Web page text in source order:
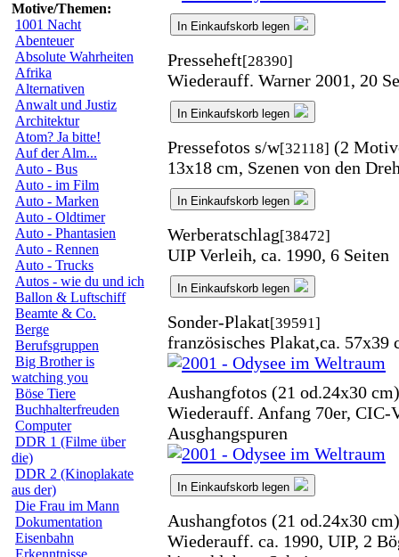
Motive/Themen:
1001 Nacht
Abenteuer
Absolute Wahrheiten
Afrika
Alternativen
Anwalt und Justiz
Architektur
Atom? Ja bitte!
Auf der Alm...
Auto - Bus
Auto - im Film
Auto - Marken
Auto - Oldtimer
Auto - Phantasien
Auto - Rennen
Auto - Trucks
Autos - wie du und ich
Ballon & Luftschiff
Beamte & Co.
Berge
Berufsgruppen
Big Brother is
watching you
Böse Tiere
Buchhalterfreuden
Computer
DDR 1 (Filme über
die)
DDR 2 (Kinoplakate
aus der)
Die Frau im Mann
Dokumentation
Eisenbahn
Erkenntnisse
In Einkaufskorb legen
Presseheft[28390]
Wiederauff. Warner 2001, 20
In Einkaufskorb legen
Pressefotos s/w[32118] (2
13x18 cm, Szenen von den
In Einkaufskorb legen
Werberatschlag[38472]
UIP Verleih, ca. 1990, 6 Seiten
In Einkaufskorb legen
Sonder-Plakat[39591]
französisches Plakat,ca. 57x39
Aushangfotos (21 od.24x30 cm)
Wiederauff. Anfang 70er, CIC-
Ausghangspuren
In Einkaufskorb legen
Aushangfotos (21 od.24x30 cm)
Wiederauff. ca. 1990, UIP, 2